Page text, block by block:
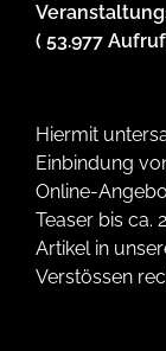
( 53.977
Hiermit
Einbindung
Online-
Teaser bis ca.
Artikel in
Verstössen